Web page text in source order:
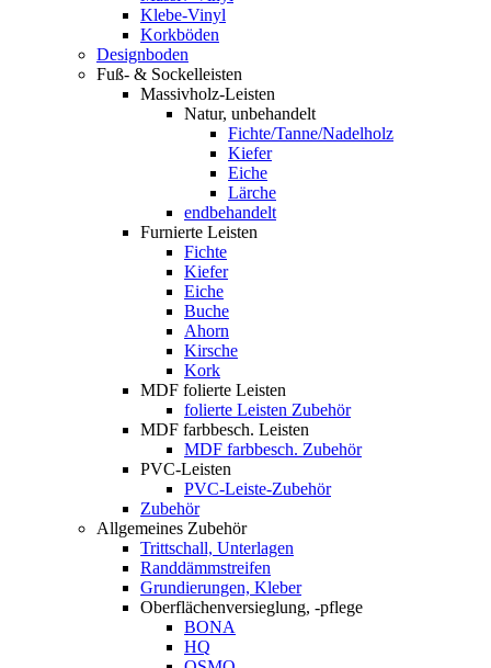
Klebe-Vinyl
Korkböden
Designboden
Fuß- & Sockelleisten
Massivholz-Leisten
Natur, unbehandelt
Fichte/Tanne/Nadelholz
Kiefer
Eiche
Lärche
endbehandelt
Furnierte Leisten
Fichte
Kiefer
Eiche
Buche
Ahorn
Kirsche
Kork
MDF folierte Leisten
folierte Leisten Zubehör
MDF farbbesch. Leisten
MDF farbbesch. Zubehör
PVC-Leisten
PVC-Leiste-Zubehör
Zubehör
Allgemeines Zubehör
Trittschall, Unterlagen
Randdämmstreifen
Grundierungen, Kleber
Oberflächenversieglung, -pflege
BONA
HQ